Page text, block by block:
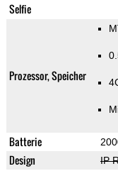
Selfie
Prozessor, Speicher
Batterie
Design IP